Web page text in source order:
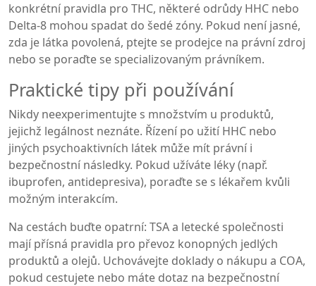
konkrétní pravidla pro THC, některé odrůdy HHC nebo
Delta‑8 mohou spadat do šedé zóny. Pokud není jasné,
zda je látka povolená, ptejte se prodejce na právní zdroj
nebo se poraďte se specializovaným právníkem.
Praktické tipy při používání
Nikdy neexperimentujte s množstvím u produktů,
jejichž legálnost neznáte. Řízení po užití HHC nebo
jiných psychoaktivních látek může mít právní i
bezpečnostní následky. Pokud užíváte léky (např.
ibuprofen, antidepresiva), poraďte se s lékařem kvůli
možným interakcím.
Na cestách buďte opatrní: TSA a letecké společnosti
mají přísná pravidla pro převoz konopných jedlých
produktů a olejů. Uchovávejte doklady o nákupu a COA,
pokud cestujete nebo máte dotaz na bezpečnostní